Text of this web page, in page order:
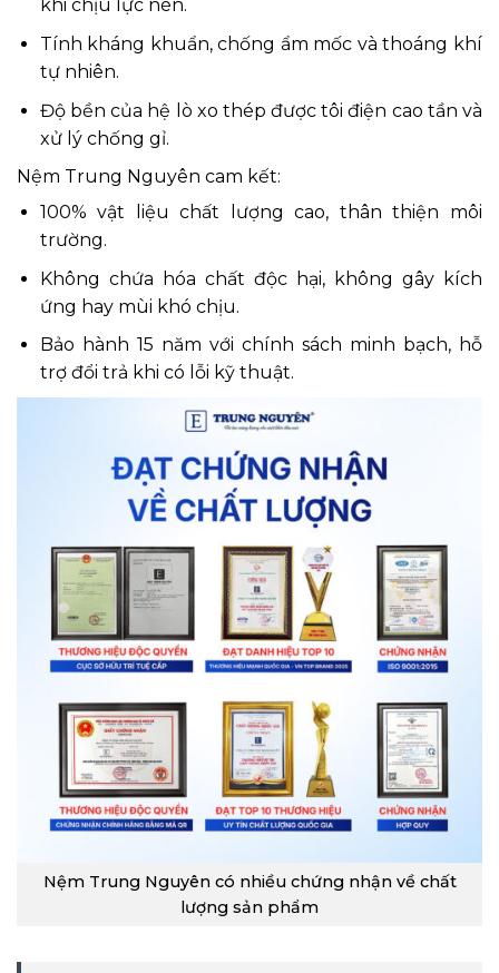
khi chịu lực nén.
Tính kháng khuẩn, chống ẩm mốc và thoáng khí
tự nhiên.
Độ bền của hệ lò xo thép được tôi điện cao tần và
xử lý chống gỉ.
Nệm Trung Nguyên cam kết:
100% vật liệu chất lượng cao, thân thiện môi
trường.
Không chứa hóa chất độc hại, không gây kích
ứng hay mùi khó chịu.
Bảo hành 15 năm với chính sách minh bạch, hỗ
trợ đổi trả khi có lỗi kỹ thuật.
Nệm Trung Nguyên có nhiều chứng nhận về chất
lượng sản phẩm